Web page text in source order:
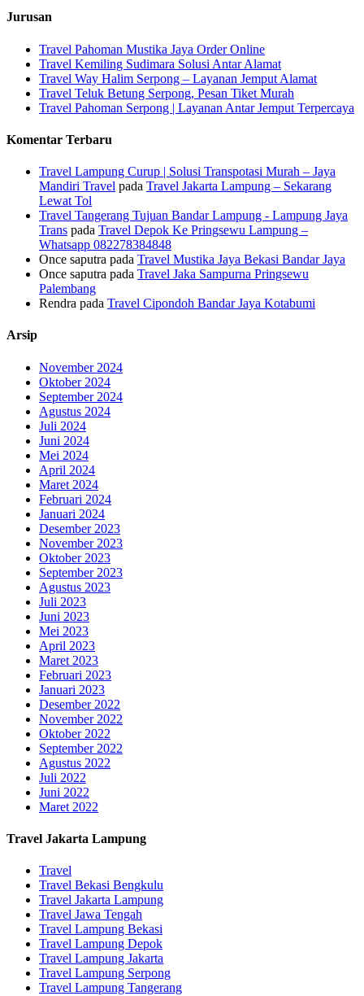
Jurusan
Travel Pahoman Mustika Jaya Order Online
Travel Kemiling Sudimara Solusi Antar Alamat
Travel Way Halim Serpong – Layanan Jemput Alamat
Travel Teluk Betung Serpong, Pesan Tiket Murah
Travel Pahoman Serpong | Layanan Antar Jemput Terpercaya
Komentar Terbaru
Travel Lampung Curup | Solusi Transpotasi Murah – Jaya
Mandiri Travel pada Travel Jakarta Lampung – Sekarang
Lewat Tol
Travel Tangerang Tujuan Bandar Lampung - Lampung Jaya
Trans pada Travel Depok Ke Pringsewu Lampung –
Whatsapp 082278384848
Once saputra pada Travel Mustika Jaya Bekasi Bandar Jaya
Once saputra pada Travel Jaka Sampurna Pringsewu
Palembang
Rendra pada Travel Cipondoh Bandar Jaya Kotabumi
Arsip
November 2024
Oktober 2024
September 2024
Agustus 2024
Juli 2024
Juni 2024
Mei 2024
April 2024
Maret 2024
Februari 2024
Januari 2024
Desember 2023
November 2023
Oktober 2023
September 2023
Agustus 2023
Juli 2023
Juni 2023
Mei 2023
April 2023
Maret 2023
Februari 2023
Januari 2023
Desember 2022
November 2022
Oktober 2022
September 2022
Agustus 2022
Juli 2022
Juni 2022
Maret 2022
Travel Jakarta Lampung
Travel
Travel Bekasi Bengkulu
Travel Jakarta Lampung
Travel Jawa Tengah
Travel Lampung Bekasi
Travel Lampung Depok
Travel Lampung Jakarta
Travel Lampung Serpong
Travel Lampung Tangerang